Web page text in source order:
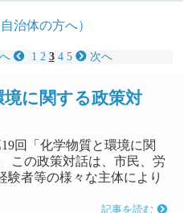
治体の方へ）
1 2 3 4 5 次へ
に関する政策対
19回「化学物質と環境に関
この政策対話は、市民、労
験者等の様々な主体により
記事を読む